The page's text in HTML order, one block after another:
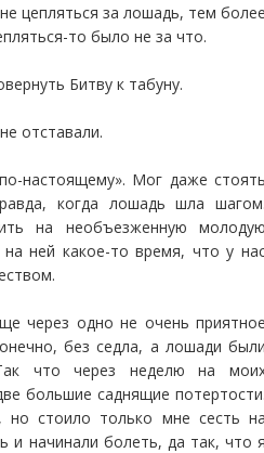
цепляться за лошадь, тем
то было не за что.
Битву к табуну.
отставали.
настоящему». Мог даже
когда лошадь шла
на необъезженную
ней какое-то время, что у
через одно не очень
без седла, а лошади
что через неделю на
большие саднящие
но стоило только мне сесть
и начинали болеть, да так, что